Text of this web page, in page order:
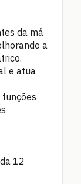
da má
a
e atua
12